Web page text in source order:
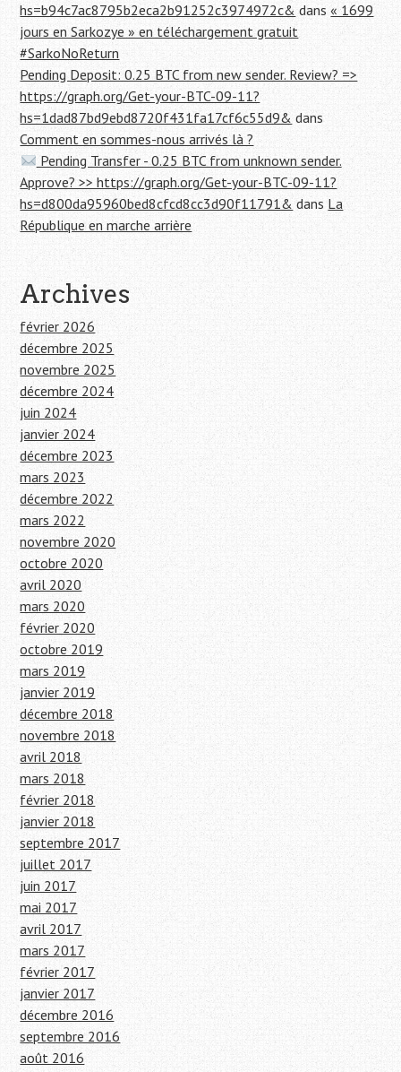
hs=b94c7ac8795b2eca2b91252c3974972c&dans« 1699
jours en Sarkozye » en téléchargement gratuit
#SarkoNoReturn
Pending Deposit: 0.25 BTC from new sender. Review? =>
https://graph.org/Get-your-BTC-09-11?
hs=1dad87bd9ebd8720f431fa17cf6c55d9& dans
Comment en sommes-nous arrivés là ?
Pending Transfer - 0.25 BTC from unknown sender.
Approve? >> https://graph.org/Get-your-BTC-09-11?
hs=d800da95960bed8cfcd8cc3d90f11791& dans La
République en marche arrière
Archives
février 2026
décembre 2025
novembre 2025
décembre 2024
juin 2024
janvier 2024
décembre 2023
mars 2023
décembre 2022
mars 2022
novembre 2020
octobre 2020
avril 2020
mars 2020
février 2020
octobre 2019
mars 2019
janvier 2019
décembre 2018
novembre 2018
avril 2018
mars 2018
février 2018
janvier 2018
septembre 2017
juillet 2017
juin 2017
mai 2017
avril 2017
mars 2017
février 2017
janvier 2017
décembre 2016
septembre 2016
août 2016